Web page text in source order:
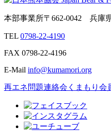
本部事業所〒662-0042 兵庫
TEL 0798-22-4190
FAX 0798-22-4196
E-Mail info@kumamori.org
再エネ問題連絡会 くまもり会